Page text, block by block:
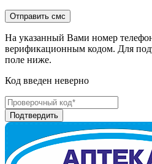
На указанный Вами номер
верификационным кодом. Для
поле ниже.
Код введен неверно